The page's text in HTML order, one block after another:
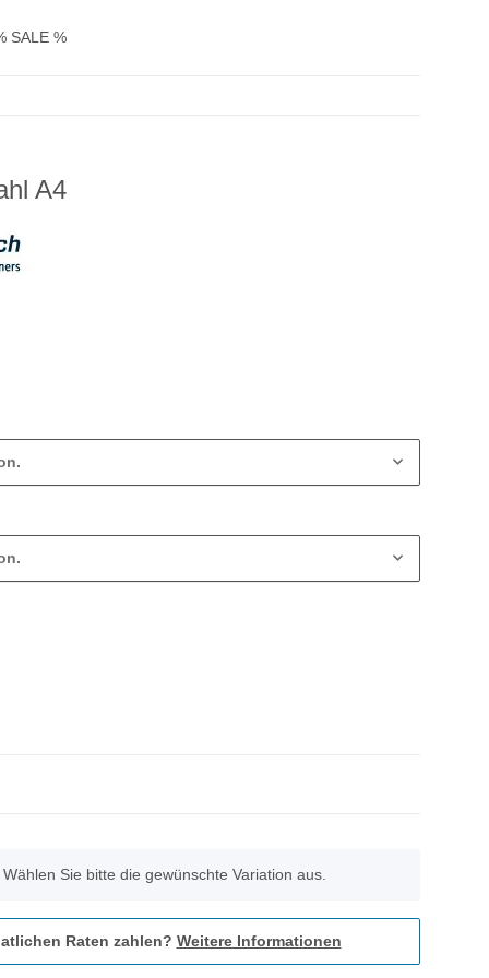
SALE %
A4
Sie bitte die gewünschte Variation aus.
Raten zahlen? Weitere Informationen